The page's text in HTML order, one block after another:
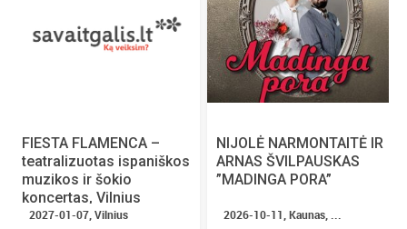
Prieš dešimtmetį skirtingais keliais pasukę “Naktinių
Personų” bendražygiai
Alanas Chošnau ir Aras
vėl suvienys savo jėgas penkiose didžiosiose
arenose Lietuvoje bei koncertuose užsienyje.
Tikėtina, jog kitąmet įvyksiantis grupės turas “Po 20
metų” taps vienu ryškiausių pastarojo meto muzikinių
įvykių šalyje.„Labai norėčiau”, „Kaltas ruduo”, „Sukasi
ratu”, „Ša la la”, „Kelyje” ir daugybė kitų per ilgą laiką
gerbėjų nepamirštų hitų sugrąžins turo klausytojus į
FIESTA FLAMENCA –
teatralizuotas ispaniškos
muzikos ir šokio
koncertas, Vilnius
2027-01-07, Vilnius
NIJOLĖ NARMONTAITĖ IR
ARNAS ŠVILPAUSKAS
”MADINGA PORA”
2026-10-11, Kaunas, ...